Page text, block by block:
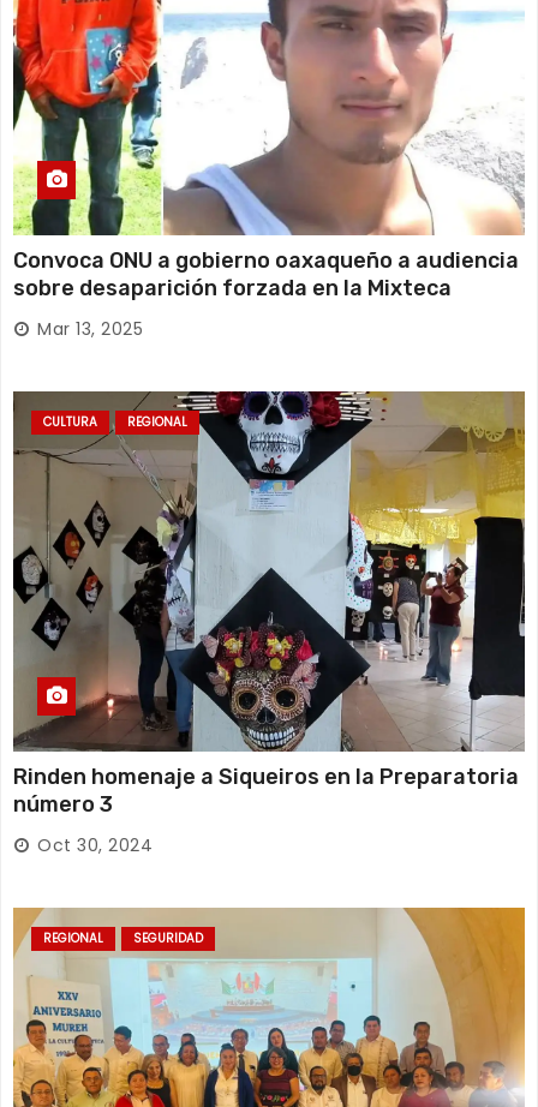
Convoca ONU a gobierno oaxaqueño a audiencia
sobre desaparición forzada en la Mixteca
Mar 13, 2025
CULTURA REGIONAL
Rinden homenaje a Siqueiros en la Preparatoria
número 3
Oct 30, 2024
REGIONAL SEGURIDAD